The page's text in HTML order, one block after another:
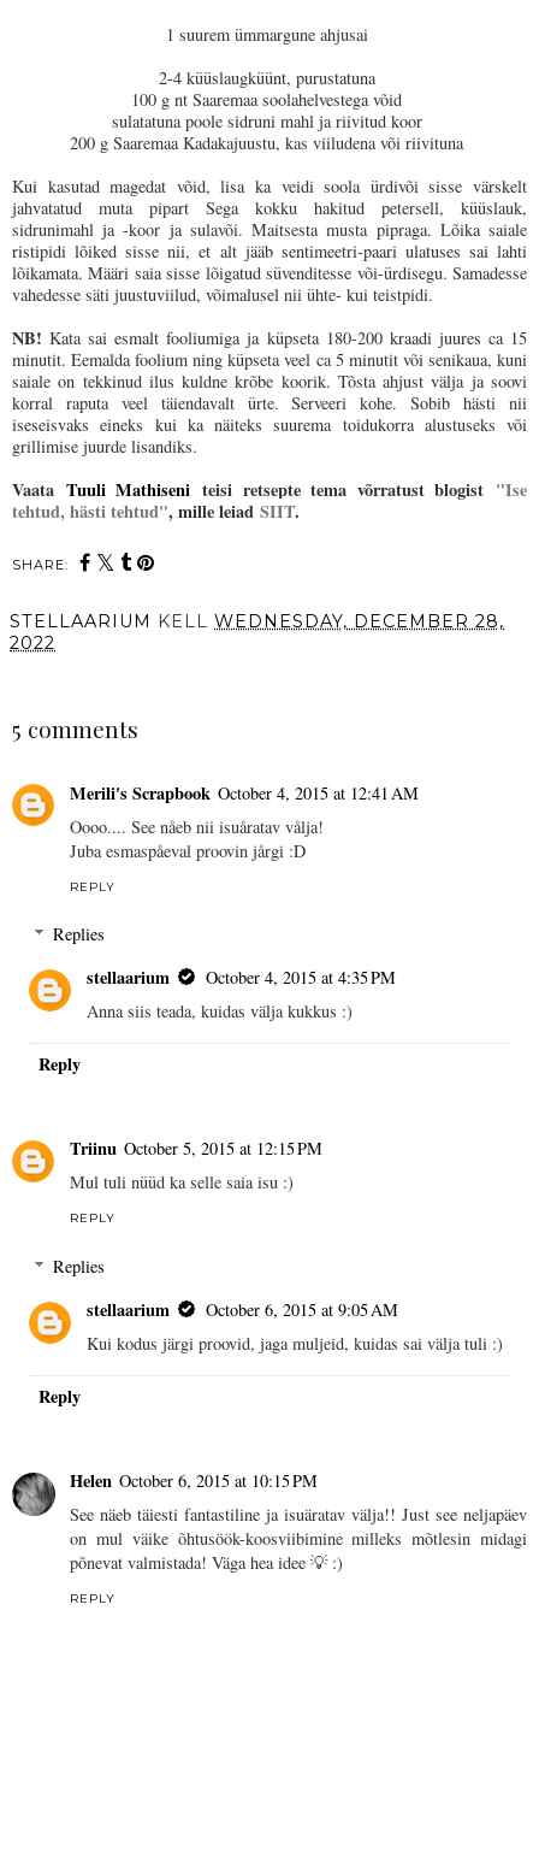
1 suurem ümmargune ahjusai
2-4 küüslaugküünt, purustatuna
100 g nt Saaremaa soolahelvestega võid
sulatatuna poole sidruni mahl ja riivitud koor
200 g Saaremaa Kadakajuustu, kas viiludena või riivituna
Kui kasutad magedat võid, lisa ka veidi soola ürdivõi sisse värskelt
jahvatatud muta pipart Sega kokku hakitud petersell, küüslauk,
sidrunimahl ja -koor ja sulavõi. Maitsesta musta pipraga. Lõika saiale
ristipidi lõiked sisse nii, et alt jääb sentimeetri-paari ulatuses sai lahti
lõikamata. Määri saia sisse lõigatud süvenditesse või-ürdisegu. Samadesse
vahedesse säti juustuviilud, võimalusel nii ühte- kui teistpidi.
NB!Kata sai esmalt fooliumiga ja küpseta 180-200 kraadi juures ca 15
minutit. Eemalda foolium ning küpseta veel ca 5 minutit või senikaua, kuni
saiale on tekkinud ilus kuldne krõbe koorik. Tõsta ahjust välja ja soovi
korral raputa veel täiendavalt ürte. Serveeri kohe. Sobib hästi nii
iseseisvaks eineks kui ka näiteks suurema toidukorra alustuseks või
grillimise juurde lisandiks.
Vaata Tuuli Mathiseni teisi retsepte tema võrratust blogist "Ise
tehtud, hästi tehtud", mille leiad SIIT.
SHARE:
STELLAARIUM KELL WEDNESDAY, DECEMBER 28,
2022
5 comments
Merili's Scrapbook October 4, 2015 at 12:41 AM
Oooo.... See nåeb nii isuåratav vålja!
Juba esmaspåeval proovin jårgi :D
REPLY
Replies
stellaarium
October 4, 2015 at 4:35 PM
Anna siis teada, kuidas välja kukkus :)
Reply
Triinu October 5, 2015 at 12:15 PM
Mul tuli nüüd ka selle saia isu :)
REPLY
Replies
stellaarium
October 6, 2015 at 9:05 AM
Kui kodus järgi proovid, jaga muljeid, kuidas sai välja tuli :)
Reply
Helen October 6, 2015 at 10:15 PM
See näeb täiesti fantastiline ja isuäratav välja!! Just see neljapäev
on mul väike õhtusöök-koosviibimine milleks mõtlesin midagi
põnevat valmistada! Väga hea idee 💡 :)
REPLY